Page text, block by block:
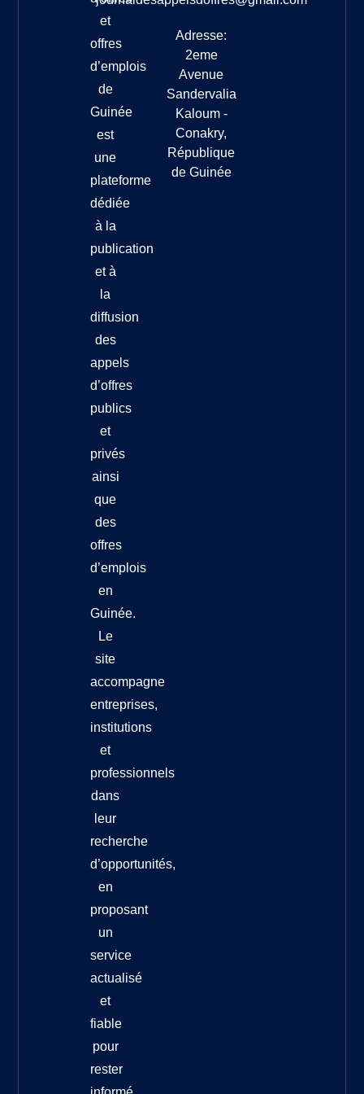
et
offres
d’emplois
de
Guinée
est
une
plateforme
dédiée
à la
publication
et à
la
diffusion
des
appels
d’offres
publics
et
privés
ainsi
que
des
offres
d’emplois
en
Guinée.
Le
site
accompagne
entreprises,
institutions
et
professionnels
dans
leur
recherche
d’opportunités,
en
proposant
un
service
actualisé
et
fiable
pour
rester
Adresse:
2eme
Avenue
Sandervalia
Kaloum -
Conakry,
République
de Guinée